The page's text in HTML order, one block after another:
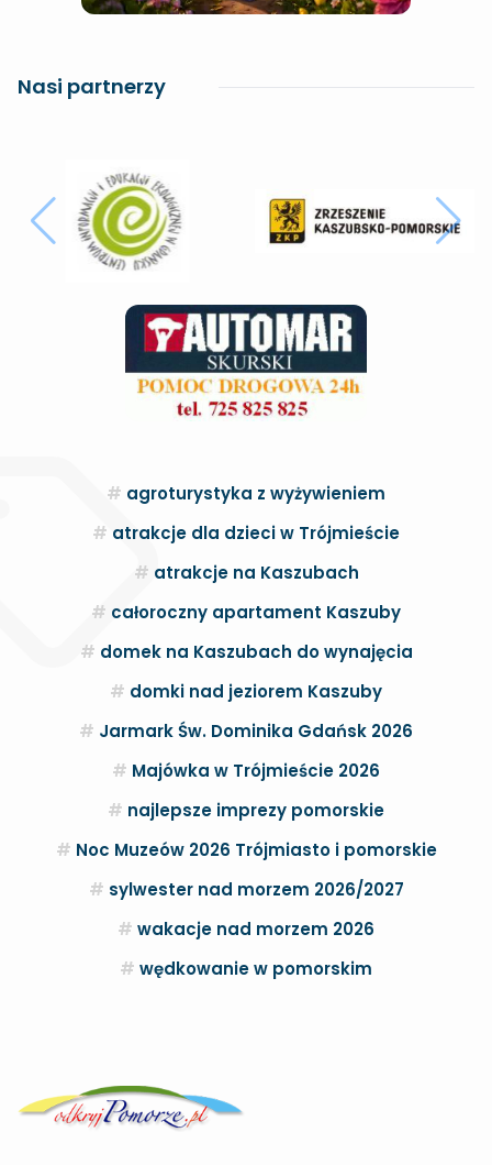
Nasi partnerzy
agroturystyka z wyżywieniem
atrakcje dla dzieci w Trójmieście
atrakcje na Kaszubach
całoroczny apartament Kaszuby
domek na Kaszubach do wynajęcia
domki nad jeziorem Kaszuby
Jarmark Św. Dominika Gdańsk 2026
Majówka w Trójmieście 2026
najlepsze imprezy pomorskie
Noc Muzeów 2026 Trójmiasto i pomorskie
sylwester nad morzem 2026/2027
wakacje nad morzem 2026
wędkowanie w pomorskim